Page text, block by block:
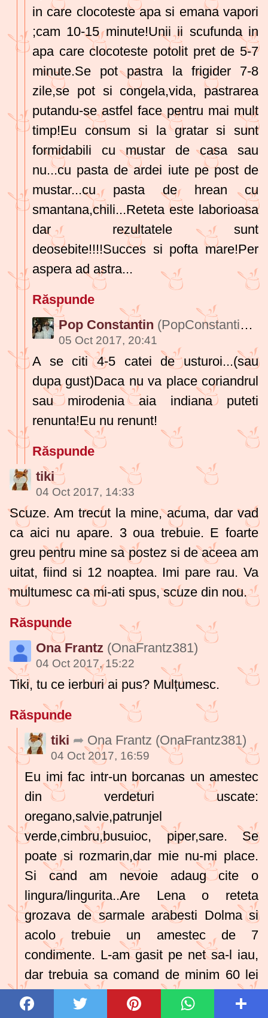
in care clocoteste apa si emana vapori
;cam 10-15 minute!Unii ii scufunda in
apa care clocoteste potolit pret de 5-7
minute.Se pot pastra la frigider 7-8
zile,se pot si congela,vida, pastrarea
putandu-se astfel face pentru mai mult
timp!Eu consum si la gratar si sunt
formidabili cu mustar de casa sau
nu...cu pasta de ardei iute pe post de
mustar...cu pasta de hrean cu
smantana,chili...Reteta este laborioasa
dar rezultatele sunt
deosebite!!!!Succes si pofta mare!Per
aspera ad astra...
Răspunde
Pop Constantin (PopConstantin378)
05 Oct 2017, 20:41
A se citi 4-5 catei de usturoi...(sau
dupa gust)Daca nu va place coriandrul
sau mirodenia aia indiana puteti
renunta!Eu nu renunt!
Răspunde
tiki
04 Oct 2017, 14:33
Scuze. Am trecut la mine, acuma, dar vad
ca aici nu apare. 3 oua trebuie. E foarte
greu pentru mine sa postez si de aceea am
uitat, fiind si 12 noaptea. Imi pare rau. Va
multumesc ca mi-ati spus, scuze din nou.
Răspunde
Ona Frantz (OnaFrantz381)
04 Oct 2017, 15:22
Tiki, tu ce ierburi ai pus? Mulțumesc.
Răspunde
tiki
Ona Frantz (OnaFrantz381)
04 Oct 2017, 16:59
Eu imi fac intr-un borcanas un amestec
din verdeturi uscate:
oregano,salvie,patrunjel
verde,cimbru,busuioc, piper,sare. Se
poate si rozmarin,dar mie nu-mi place.
Si cand am nevoie adaug cite o
lingura/lingurita..Are Lena o reteta
grozava de sarmale arabesti Dolma si
acolo trebuie un amestec de 7
condimente. L-am gasit pe net sa-l iau,
dar trebuia sa comand de minim 60 lei
(el costa vreo 4 lei),plus transportul,asa
ca si pe acela mi l-am facut si e